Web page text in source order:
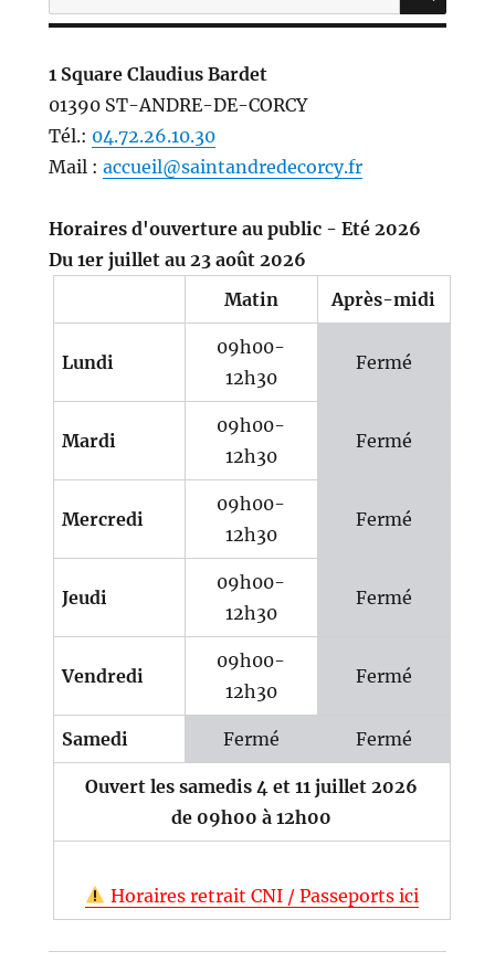
pour :
1 Square Claudius Bardet
01390 ST-ANDRE-DE-CORCY
Tél.: 04.72.26.10.30
Mail : accueil@saintandredecorcy.fr
Horaires d'ouverture au public - Eté 2026
Du 1er juillet au 23 août 2026
Matin
Après-midi
Lundi
09h00-
12h30
Fermé
Mardi
09h00-
12h30
Fermé
Mercredi
09h00-
12h30
Fermé
Jeudi
09h00-
12h30
Fermé
Vendredi
09h00-
12h30
Fermé
Samedi Fermé Fermé
Ouvert les samedis 4 et 11 juillet 2026
de 09h00 à 12h00
Horaires retrait CNI / Passeports ici